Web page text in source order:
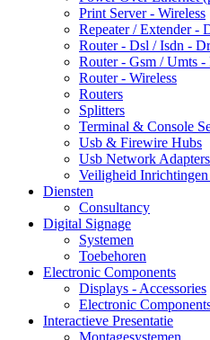
Print Server - Wireless
Repeater / Extender -
Router - Dsl / Isdn -
Router - Gsm / Umts -
Router - Wireless
Routers
Splitters
Terminal & Console
Usb & Firewire Hubs
Usb Network Adapters
Veiligheid
Diensten
Consultancy
Digital Signage
Systemen
Toebehoren
Electronic Components
Displays - Accessories
Electronic
Interactieve Presentatie